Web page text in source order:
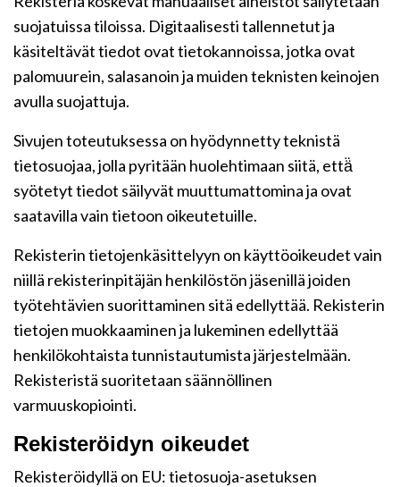
suojatuissa tiloissa. Digitaalisesti tallennetut ja
käsiteltävät tiedot ovat tietokannoissa, jotka ovat
palomuurein, salasanoin ja muiden teknisten keinojen
avulla suojattuja.
Sivujen toteutuksessa on hyödynnetty teknistä
tietosuojaa, jolla pyritään huolehtimaan siitä, että̈
syötetyt tiedot säilyvät muuttumattomina ja ovat
saatavilla vain tietoon oikeutetuille.
Rekisterin tietojenkäsittelyyn on käyttöoikeudet vain
niillä rekisterinpitäjän henkilöstön jäsenillä joiden
työtehtävien suorittaminen sitä edellyttää. Rekisterin
tietojen muokkaaminen ja lukeminen edellyttää
henkilökohtaista tunnistautumista järjestelmään.
Rekisteristä suoritetaan säännöllinen
varmuuskopiointi.
Rekisteröidyn oikeudet
Rekisteröidyllä on EU: tietosuoja-asetuksen